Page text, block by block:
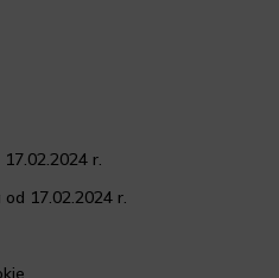
r.
17.02.2024 r.